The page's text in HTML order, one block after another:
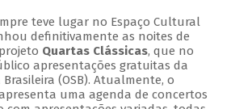
teve lugar no Espaço Cultural
definitivamente as noites de
Quartas Clássicas, que no
apresentações gratuitas da
(OSB). Atualmente, o
uma agenda de concertos